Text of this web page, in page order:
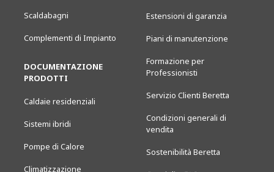
Scaldabagni
Complementi di Impianto
DOCUMENTAZIONE
PRODOTTI
Caldaie residenziali
Sistemi ibridi
Pompe di Calore
Climatizzazione
Estensioni di garanzia
Piani di manutenzione
Formazione per
Professionisti
Servizio Clienti Beretta
Condizioni generali di
vendita
Sostenibilità Beretta